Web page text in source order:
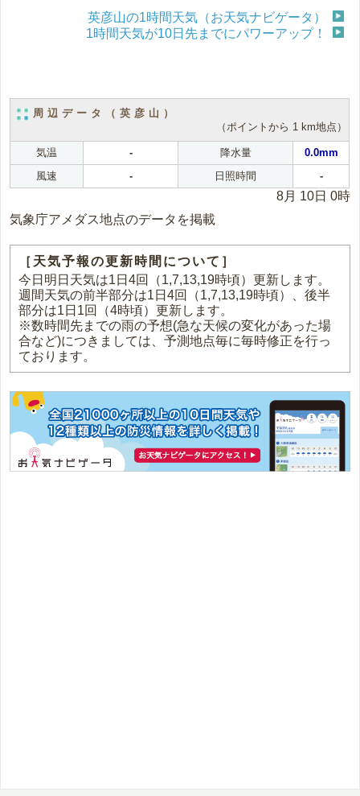
英彦山の1時間天気（お天気ナビゲータ）
1時間天気が10日先までにパワーアップ！
周辺データ（英彦山）
（ポイントから 1 km地点）
気温 - 降水量
0.0mm
風速
- 日照時間 -
8月 10日 0時
気象庁アメダス地点のデータを掲載
［天気予報の更新時間について］
今日明日天気は1日4回（1,7,13,19時頃）更新します。
週間天気の前半部分は1日4回（1,7,13,19時頃）、後半
部分は1日1回（4時頃）更新します。
※数時間先までの雨の予想(急な天候の変化があった場
合など)につきましては、予測地点毎に毎時修正を行っ
ております。